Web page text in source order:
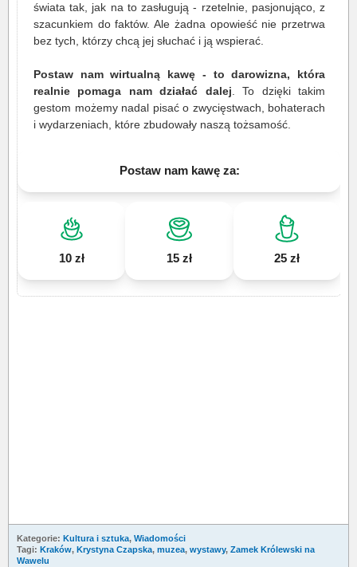
świata tak, jak na to zasługują - rzetelnie, pasjonująco, z
szacunkiem do faktów. Ale żadna opowieść nie przetrwa
bez tych, którzy chcą jej słuchać i ją wspierać.
Postaw nam wirtualną kawę - to darowizna, która
realnie pomaga nam działać dalej . To dzięki takim
gestom możemy nadal pisać o zwycięstwach, bohaterach
i wydarzeniach, które zbudowały naszą tożsamość.
Postaw nam kawę za:
10 zł 15 zł 25 zł
Kategorie: Kultura i sztuka, Wiadomości
Tagi: Kraków, Krystyna Czapska, muzea, wystawy, Zamek Królewski na
Wawelu